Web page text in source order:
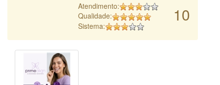
10
Atendimento:
Qualidade:
Sistema: